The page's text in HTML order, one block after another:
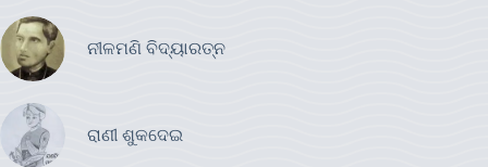
ନୀଳମଣି ବିଦ୍ୟାରତ୍ନ
ରାଣୀ ଶୁକଦେଇ